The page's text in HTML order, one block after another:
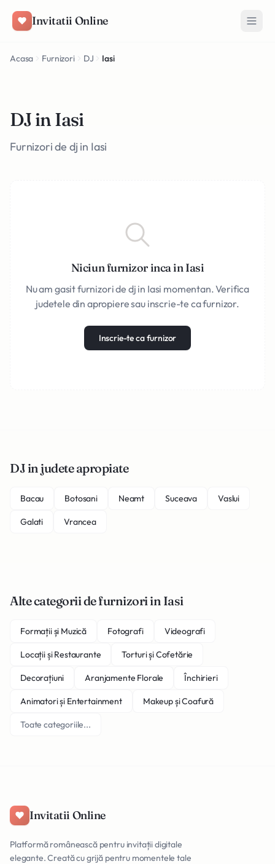
Invitatii Online
Acasa Furnizori DJ Iasi
DJ in Iasi
Furnizori de dj in Iasi
Niciun furnizor inca in Iasi
Nu am gasit furnizori de dj in Iasi momentan. Verifica
judetele din apropiere sau inscrie-te ca furnizor.
Inscrie-te ca furnizor
DJ in judete apropiate
Bacau Botosani Neamt Suceava Vaslui
Galati Vrancea
Alte categorii de furnizori in Iasi
Formații și Muzică Fotografi Videografi
Locații și Restaurante Torturi și Cofetărie
Decorațiuni Aranjamente Florale Închirieri
Animatori și Entertainment Makeup și Coafură
Toate categoriile...
Invitatii Online
Platformă românească pentru invitații digitale
elegante. Creată cu grijă pentru momentele tale